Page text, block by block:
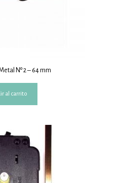
Nº 2 – 64 mm
al carrito